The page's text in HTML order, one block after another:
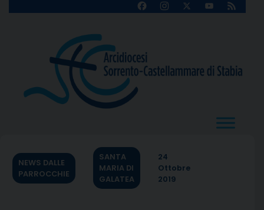
FacebookInstagram
X
YouTube
Feed
NEWS DALLE
PARROCCHIE
SANTA
MARIA DI
GALATEA
24
Ottobre
2019